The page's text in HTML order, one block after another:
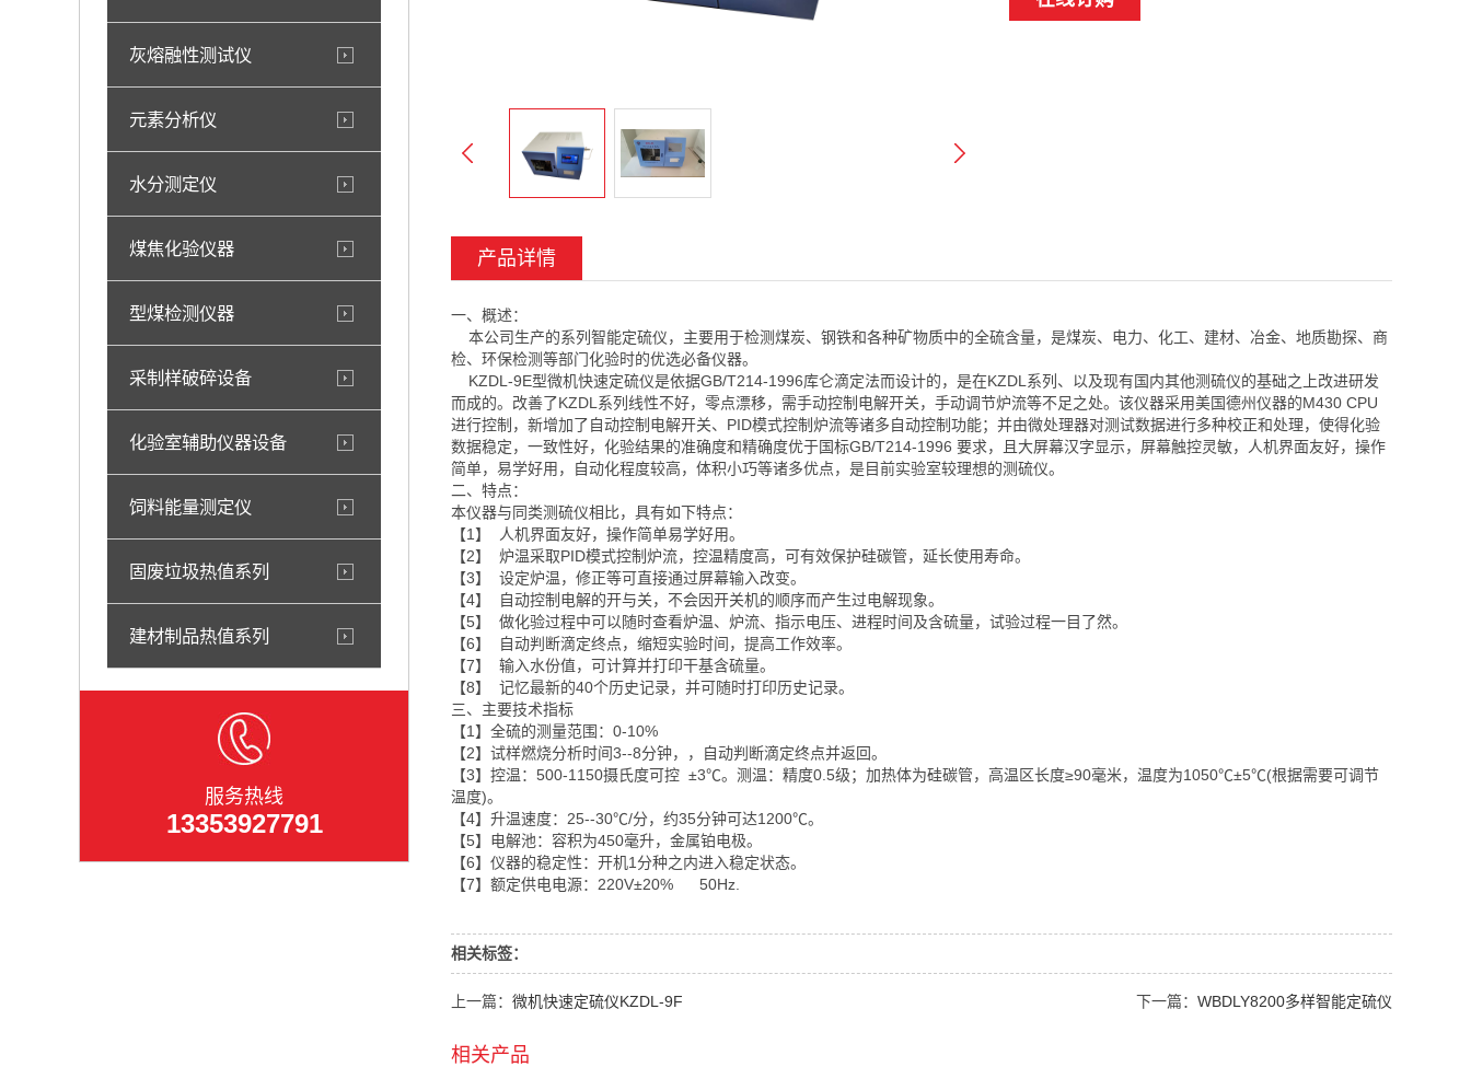
灰熔融性测试仪
元素分析仪
水分测定仪
煤焦化验仪器
型煤检测仪器
采制样破碎设备
化验室辅助仪器设备
饲料能量测定仪
固废垃圾热值系列
建材制品热值系列
服务热线
13353927791
产品详情
一、概述：
本公司生产的系列智能定硫仪，主要用于检测煤炭、钢铁和各种矿物质中的全硫含量，是煤炭、电力、化工、建材、冶金、地质勘探、商
检、环保检测等部门化验时的优选必备仪器。
KZDL-9E型微机快速定硫仪是依据GB/T214-1996库仑滴定法而设计的，是在KZDL系列、以及现有国内其他测硫仪的基础之上改进研发
而成的。改善了KZDL系列线性不好，零点漂移，需手动控制电解开关，手动调节炉流等不足之处。该仪器采用美国德州仪器的M430 CPU
进行控制，新增加了自动控制电解开关、PID模式控制炉流等诸多自动控制功能；并由微处理器对测试数据进行多种校正和处理，使得化验
数据稳定，一致性好，化验结果的准确度和精确度优于国标GB/T214-1996 要求，且大屏幕汉字显示，屏幕触控灵敏，人机界面友好，操作
简单，易学好用，自动化程度较高，体积小巧等诸多优点，是目前实验室较理想的测硫仪。
二、特点：
本仪器与同类测硫仪相比，具有如下特点：
【1】 人机界面友好，操作简单易学好用。
【2】 炉温采取PID模式控制炉流，控温精度高，可有效保护硅碳管，延长使用寿命。
【3】 设定炉温，修正等可直接通过屏幕输入改变。
【4】 自动控制电解的开与关，不会因开关机的顺序而产生过电解现象。
【5】 做化验过程中可以随时查看炉温、炉流、指示电压、进程时间及含硫量，试验过程一目了然。
【6】 自动判断滴定终点，缩短实验时间，提高工作效率。
【7】 输入水份值，可计算并打印干基含硫量。
【8】 记忆最新的40个历史记录，并可随时打印历史记录。
三、主要技术指标
【1】全硫的测量范围：0-10%
【2】试样燃烧分析时间3--8分钟，，自动判断滴定终点并返回。
【3】控温：500-1150摄氏度可控 ±3℃。测温：精度0.5级；加热体为硅碳管，高温区长度≥90毫米，温度为1050℃±5℃(根据需要可调节
温度)。
【4】升温速度：25--30℃/分，约35分钟可达1200℃。
【5】电解池：容积为450毫升，金属铂电极。
【6】仪器的稳定性：开机1分种之内进入稳定状态。
【7】额定供电电源：220V±20% 50Hz.
相关标签：
上一篇： 微机快速定硫仪KZDL-9F 下一篇： WBDLY8200多样智能定硫仪
相关产品